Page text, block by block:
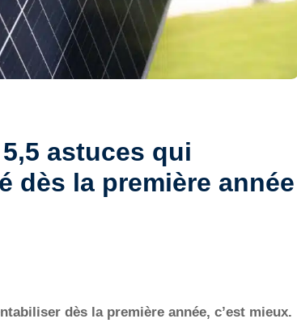
astuces qui
dès la première année
dès la première année, c’est mieux.